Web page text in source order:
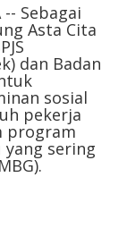
-- Sebagai
Asta Cita
dan Badan
sosial
pekerja
program
yang sering